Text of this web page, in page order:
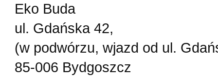
Eko Buda
ul. Gdańska 42,
(w podwórzu, wjazd od ul.
85-006 Bydgoszcz